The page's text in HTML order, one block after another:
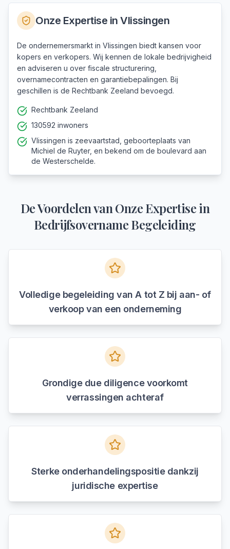
Onze Expertise in Vlissingen
De ondernemersmarkt in Vlissingen biedt kansen voor
kopers en verkopers. Wij kennen de lokale bedrijvigheid
en adviseren u over fiscale structurering,
overnamecontracten en garantiebepalingen. Bij
geschillen is de Rechtbank Zeeland bevoegd.
Rechtbank Zeeland
130592 inwoners
Vlissingen is zeevaartstad, geboorteplaats van
Michiel de Ruyter, en bekend om de boulevard aan
de Westerschelde.
De Voordelen van Onze Expertise in
Bedrijfsovername Begeleiding
Volledige begeleiding van A tot Z bij aan- of
verkoop van een onderneming
Grondige due diligence voorkomt
verrassingen achteraf
Sterke onderhandelingspositie dankzij
juridische expertise